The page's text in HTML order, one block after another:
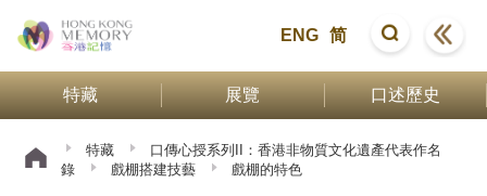
ENG 简
特藏 展覽 口述歷史
特藏
口傳心授系列II：香港非物質文化遺產代表作名
錄
戲棚搭建技藝 戲棚的特色